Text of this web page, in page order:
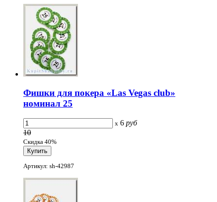
Фишки для покера «Las Vegas club»
номинал 25
x 6 руб
10
Скидка 40%
Артикул: sh-42987